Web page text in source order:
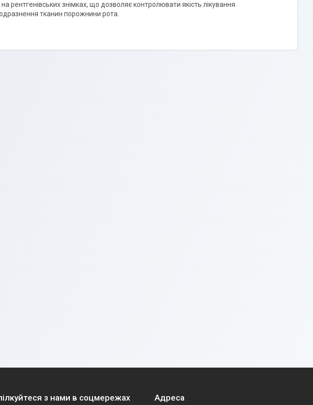
рентгенівських знімках, що дозволяє контролювати якість лікування.
тканин порожнини рота.
з нами в соцмережах Адреса